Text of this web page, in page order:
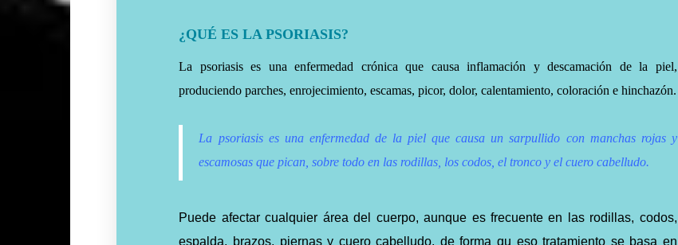
¿QUÉ ES LA PSORIASIS?
La psoriasis es una enfermedad crónica que causa inflamación y descamación de la piel,
produciendo parches, enrojecimiento, escamas, picor, dolor, calentamiento, coloración e hinchazón.
La psoriasis es una enfermedad de la piel que causa un sarpullido con manchas rojas y
escamosas que pican, sobre todo en las rodillas, los codos, el tronco y el cuero cabelludo.
Puede afectar cualquier área del cuerpo, aunque es frecuente en las rodillas, codos,
espalda, brazos, piernas y cuero cabelludo, de forma qu eso tratamiento se basa en